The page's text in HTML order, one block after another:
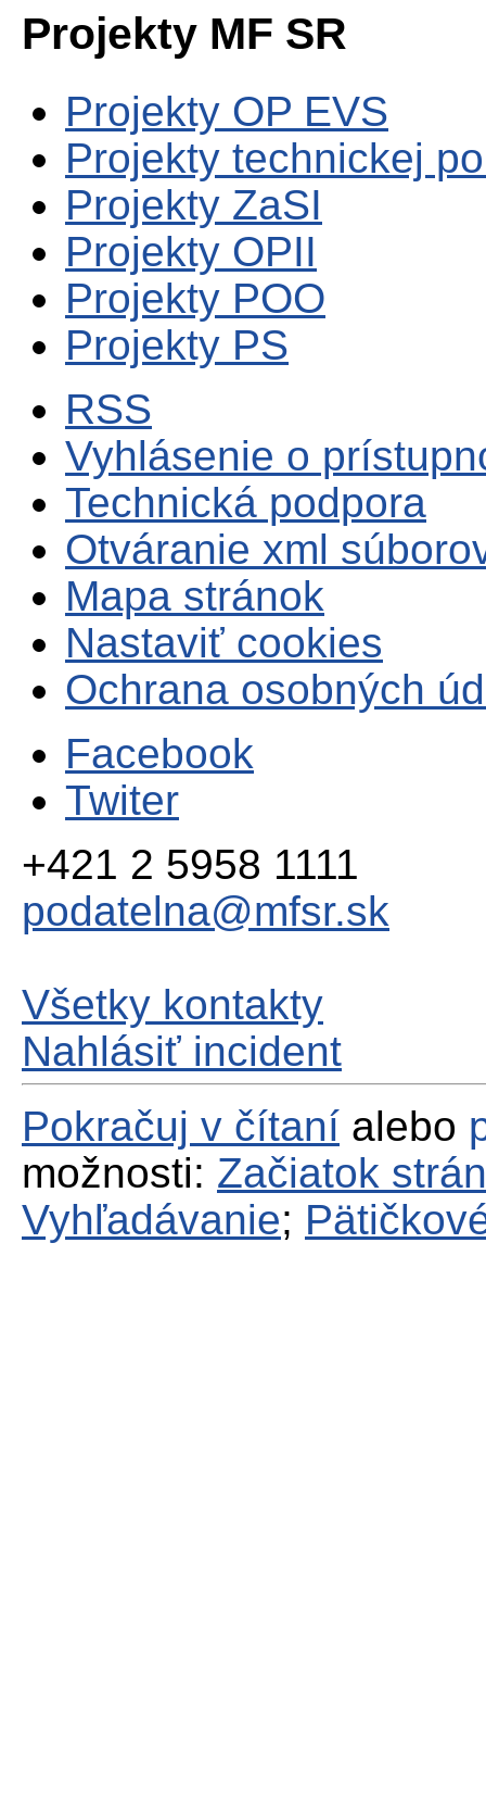
Projekty MF SR
Projekty OP EVS
Projekty technickej
Projekty ZaSI
Projekty OPII
Projekty POO
Projekty PS
RSS
Vyhlásenie o
Technická podpora
Otváranie xml
Mapa stránok
Nastaviť cookies
Ochrana osobných
Facebook
Twiter
+421 2 5958 1111
podatelna@mfsr.sk
Všetky kontakty
Nahlásiť incident
Pokračuj v čítaní alebo
možnosti: Začiatok
Vyhľadávanie;